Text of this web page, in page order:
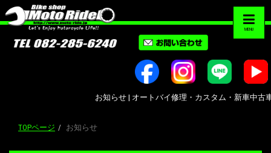
MENU
お知らせ | オートバイ修理・カスタム・新車中古
TOPページ お知らせ